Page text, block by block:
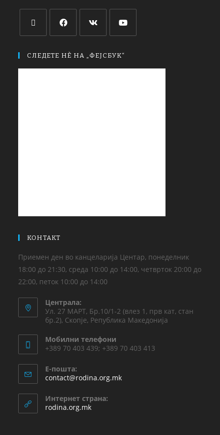
СЛЕДЕТЕ НЀ НА „ФЕЈСБУК“
КОНТАКТ
Приемен ден во канцеларија Центар, понеделник
18:00 до 21:30, среда 10:00 до 14:00, четврток 20:00 до
22:00, петок 10:00 до 14:00
Централа:
Ул. 27 МАРТ, Бр.10/1-2 (влез 1, прв кат, стан
бр.2), Скопје, Република Македонија
Мобилни телефони
+389 70 403 439; +389 70 403 413
Е-пошта:
contact@rodina.org.mk
Интернет страна:
rodina.org.mk